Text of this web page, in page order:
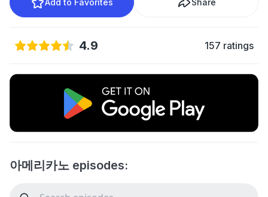
Add to Favorites Share
4.9 157 ratings
아메리카노 episodes: